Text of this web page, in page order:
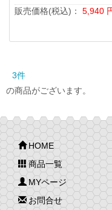
販売価格(税込)： 5,940
3件
の商品がございます。
HOME
商品一覧
MYページ
お問合せ